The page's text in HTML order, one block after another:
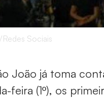
Sociais
João já toma
feira (1º), os